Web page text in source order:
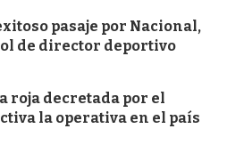
pasaje por Nacional,
de director deportivo
roja decretada por el
la operativa en el país